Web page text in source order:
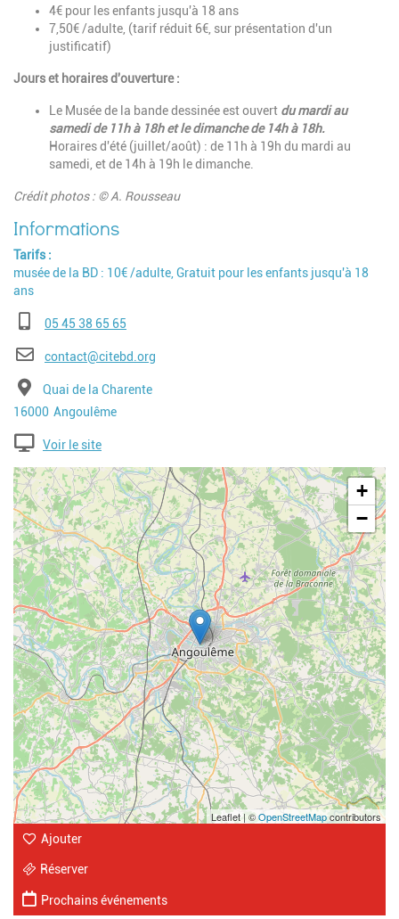
4€ pour les enfants jusqu'à 18 ans
7,50€ /adulte, (tarif réduit 6€, sur présentation d'un
justificatif)
Jours et horaires d'ouverture :
Le Musée de la bande dessinée est ouvert du mardi au
samedi de 11h à 18h et le dimanche de 14h à 18h.
Horaires d'été (juillet/août) : de 11h à 19h du mardi au
samedi, et de 14h à 19h le dimanche.
Crédit photos : © A. Rousseau
Tarifs
musée de la BD : 10€ /adulte, Gratuit pour les enfants jusqu'à 18
ans
Téléphone05 45 38 65 65
E-mailcontact@citebd.org
AdresseQuai de la Charente
Code postal
16000 Ville
Angoulême
Voir le site
Geolocalisation
+
−
Leaflet | ©OpenStreetMapcontributors
Ajouter
Réserver
Prochains événements